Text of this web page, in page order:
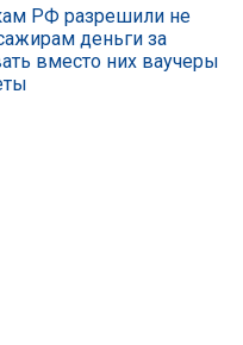
РФ разрешили не
деньги за
вместо них ваучеры